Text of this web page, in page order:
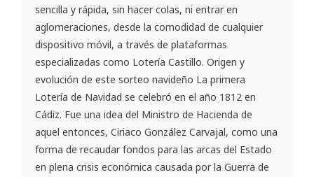
sencilla y rápida, sin hacer colas, ni entrar en
aglomeraciones, desde la comodidad de cualquier
dispositivo móvil, a través de plataformas
especializadas como Lotería Castillo. Origen y
evolución de este sorteo navideño La primera
Lotería de Navidad se celebró en el año 1812 en
Cádiz. Fue una idea del Ministro de Hacienda de
aquel entonces, Ciriaco González Carvajal, como una
forma de recaudar fondos para las arcas del Estado
en plena crisis económica causada por la Guerra de